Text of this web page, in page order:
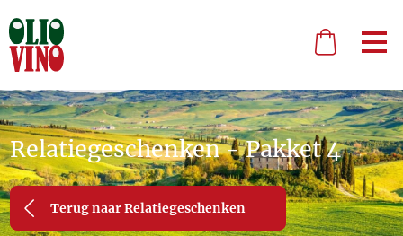
Relatiegeschenken - Pakket 4
Terug naar Relatiegeschenken